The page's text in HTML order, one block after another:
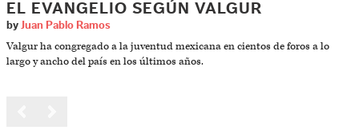
EL EVANGELIO SEGÚN VALGUR
by Juan Pablo Ramos
Valgur ha congregado a la juventud mexicana en cientos de foros a lo
largo y ancho del país en los últimos años.